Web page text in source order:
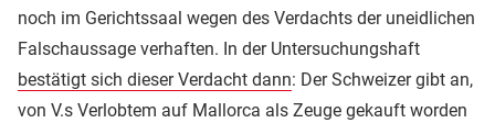
noch im Gerichtssaal wegen des Verdachts der uneidlichen
Falschaussage verhaften. In der Untersuchungshaft
bestätigt sich dieser Verdacht dann: Der Schweizer gibt an,
von V.s Verlobtem auf Mallorca als Zeuge gekauft worden